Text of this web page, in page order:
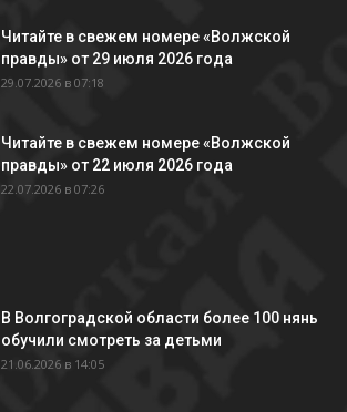
Читайте в свежем номере «Волжской
правды» от 29 июля 2026 года
29.07.2026 в 07:18
Читайте в свежем номере «Волжской
правды» от 22 июля 2026 года
22.07.2026 в 07:26
В Волгоградской области более 100 нянь
обучили смотреть за детьми
21.06.2026 в 14:05